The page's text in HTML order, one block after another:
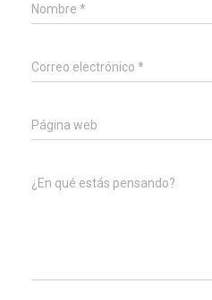
Nombre *
Correo electrónico *
Página web
¿En qué estás pensando?